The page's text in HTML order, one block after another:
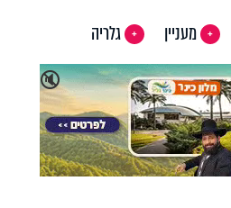
מעניין
גלריה
🔇